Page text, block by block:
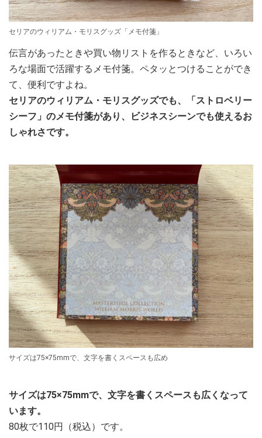
セリアのウィリアム・モリスグッズ「メモ付箋」
伝言があったときや買い物リストを作るときなど、いろい
ろな場面で活躍するメモ付箋。ペタッとつけることができ
て、便利ですよね。
セリアのウィリアム・モリスグッズでも、「ストロベリー
シーフ」のメモ付箋があり、ビジネスシーンでも使えるお
しゃれさです。
サイズは75×75mmで、文字を書くスペースも広め
サイズは75×75mmで、文字を書くスペースも広くなって
います。
80枚で110円（税込）です。